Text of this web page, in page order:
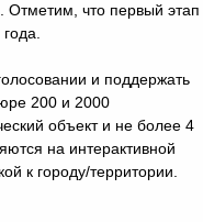
Отметим, что первый этап
и поддержать
200 и 2000
объект и не более 4
на интерактивной
к городу/территории.